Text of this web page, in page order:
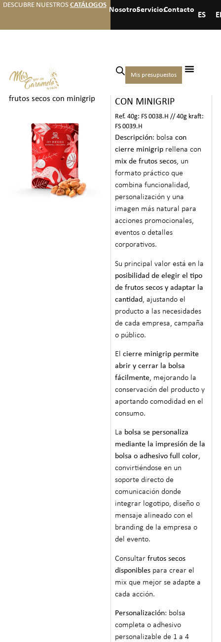
DESCUBRE NUESTROS CATÁLOGOS
NosotrosServiciosContacto
ES
Mis presupuestos
Inicio/ Hoteles
secos para hoteles
frutos secos con minigrip
BOLSA FRUTOS SECOS
CON MINIGRIP
Ref. 40g: FS 0038.H // 40g kraft:
FS 0039.H
Descripción: bolsa con
cierre minigrip rellena con
mix de frutos secos, un
formato práctico que
combina funcionalidad,
personalización y una
imagen más natural para
acciones promocionales,
eventos o detalles
corporativos.
Su principal valor está en la
posibilidad de elegir el tipo
de frutos secos y adaptar la
cantidad, ajustando el
producto a las necesidades
de cada empresa, campaña
o público.
Elcierre minigrip permite
abrir y cerrar la bolsa
fácilmente, mejorando la
conservación del producto y
aportando comodidad en el
consumo.
La bolsa se personaliza
mediante la impresión de la
bolsa o adhesivo full color,
convirtiéndose en un
soporte directo de
comunicación donde
integrar logotipo, diseño o
mensaje alineado con el
branding de la empresa o
del evento.
Consultarfrutos secos
disponibles para crear el
mix que mejor se adapte a
cada acción.
Personalización: bolsa
completa o adhesivo
personalizable de 1 a 4